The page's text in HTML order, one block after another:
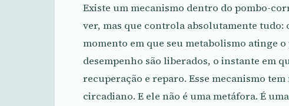
Existe um mecanismo dentro do pombo-
ver, mas que controla absolutamente
momento em que seu metabolismo atinge
desempenho são liberados, o instante em
recuperação e reparo. Esse mecanismo
circadiano. E ele não é uma metáfora. É